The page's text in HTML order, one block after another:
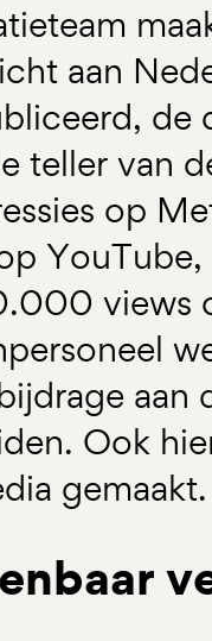
aan
de
teller van
op
views
aan
Ook
gemaakt.